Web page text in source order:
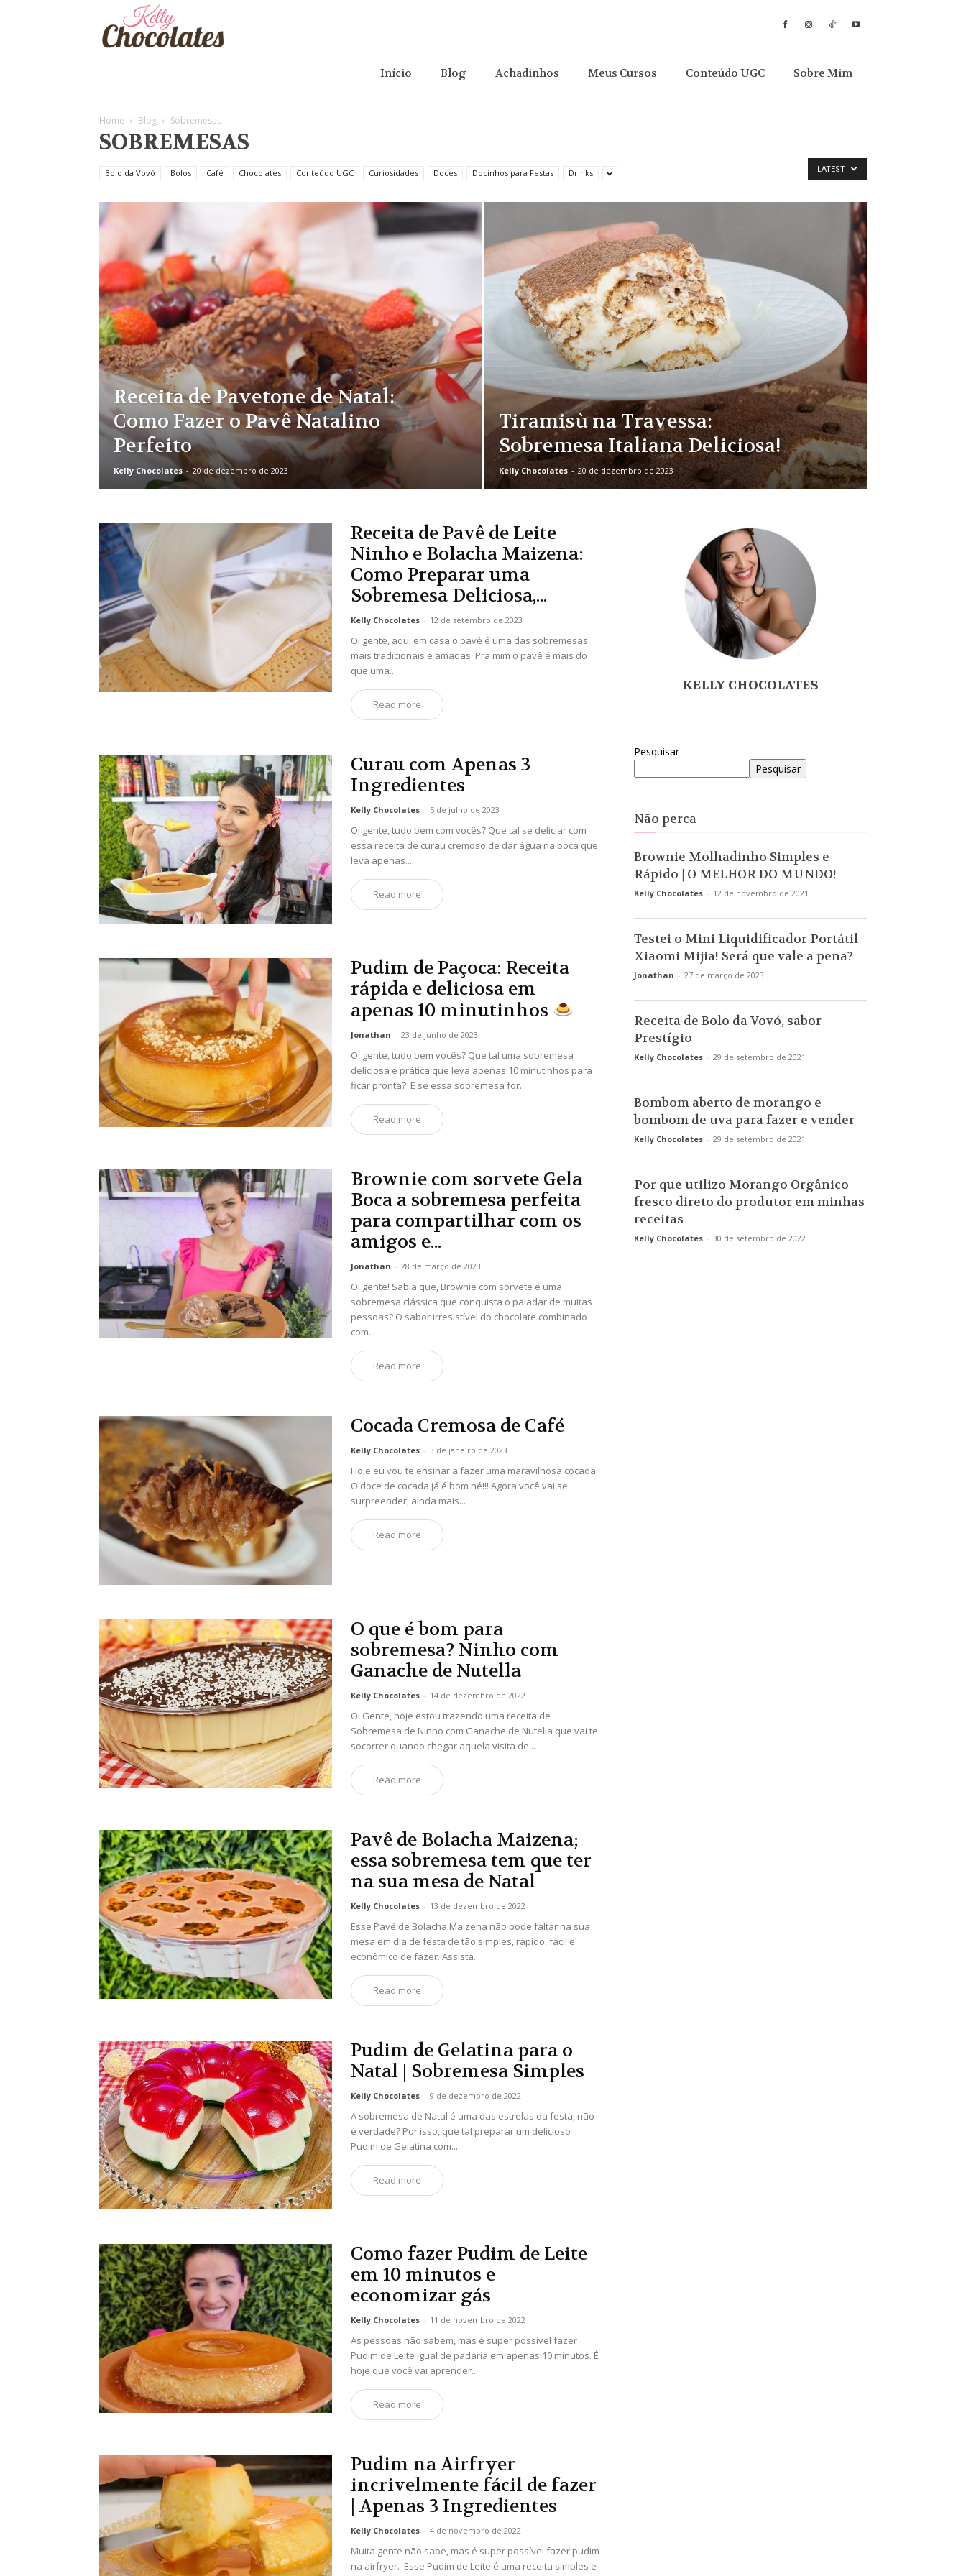
Início Blog Achadinhos Meus Cursos Conteúdo UGC Sobre Mim
Home Blog Sobremesas
SOBREMESAS
Bolo da Vovó Bolos Café Chocolates Conteúdo UGC Curiosidades Doces Docinhos para Festas Drinks LATEST
Receita de Pavetone de Natal:
Como Fazer o Pavê Natalino
Perfeito
Kelly Chocolates - 20 de dezembro de 2023
Tiramisù na Travessa:
Sobremesa Italiana Deliciosa!
Kelly Chocolates - 20 de dezembro de 2023
Receita de Pavê de Leite
Ninho e Bolacha Maizena:
Como Preparar uma
Sobremesa Deliciosa,...
Kelly Chocolates - 12 de setembro de 2023
Oi gente, aqui em casa o pavê é uma das sobremesas
mais tradicionais e amadas. Pra mim o pavê é mais do
que uma...
Read more
Curau com Apenas 3
Ingredientes
Kelly Chocolates - 5 de julho de 2023
Oi gente, tudo bem com vocês? Que tal se deliciar com
essa receita de curau cremoso de dar água na boca que
leva apenas...
Read more
Pudim de Paçoca: Receita
rápida e deliciosa em
apenas 10 minutinhos
Jonathan - 23 de junho de 2023
Oi gente, tudo bem vocês? Que tal uma sobremesa
deliciosa e prática que leva apenas 10 minutinhos para
ficar pronta? E se essa sobremesa for...
Read more
Brownie com sorvete Gela
Boca a sobremesa perfeita
para compartilhar com os
amigos e...
Jonathan - 28 de março de 2023
Oi gente! Sabia que, Brownie com sorvete é uma
sobremesa clássica que conquista o paladar de muitas
pessoas? O sabor irresistível do chocolate combinado
com...
Read more
Cocada Cremosa de Café
Kelly Chocolates - 3 de janeiro de 2023
Hoje eu vou te ensinar a fazer uma maravilhosa cocada.
O doce de cocada já é bom né!!! Agora você vai se
surpreender, ainda mais...
Read more
O que é bom para
sobremesa? Ninho com
Ganache de Nutella
Kelly Chocolates - 14 de dezembro de 2022
Oi Gente, hoje estou trazendo uma receita de
Sobremesa de Ninho com Ganache de Nutella que vai te
socorrer quando chegar aquela visita de...
Read more
Pavê de Bolacha Maizena;
essa sobremesa tem que ter
na sua mesa de Natal
Kelly Chocolates - 13 de dezembro de 2022
Esse Pavê de Bolacha Maizena não pode faltar na sua
mesa em dia de festa de tão simples, rápido, fácil e
econômico de fazer. Assista...
Read more
Pudim de Gelatina para o
Natal | Sobremesa Simples
Kelly Chocolates - 9 de dezembro de 2022
A sobremesa de Natal é uma das estrelas da festa, não
é verdade? Por isso, que tal preparar um delicioso
Pudim de Gelatina com...
Read more
Como fazer Pudim de Leite
em 10 minutos e
economizar gás
Kelly Chocolates - 11 de novembro de 2022
As pessoas não sabem, mas é super possível fazer
Pudim de Leite igual de padaria em apenas 10 minutos. É
hoje que você vai aprender...
Read more
Pudim na Airfryer
incrivelmente fácil de fazer
| Apenas 3 Ingredientes
Kelly Chocolates - 4 de novembro de 2022
Muita gente não sabe, mas é super possível fazer pudim
na airfryer. Esse Pudim de Leite é uma receita simples e
KELLY CHOCOLATES
Pesquisar
Pesquisar
Não perca
Brownie Molhadinho Simples e
Rápido | O MELHOR DO MUNDO!
Kelly Chocolates - 12 de novembro de 2021
Testei o Mini Liquidificador Portátil
Xiaomi Mijia! Será que vale a pena?
Jonathan - 27 de março de 2023
Receita de Bolo da Vovó, sabor
Prestígio
Kelly Chocolates - 29 de setembro de 2021
Bombom aberto de morango e
bombom de uva para fazer e vender
Kelly Chocolates - 29 de setembro de 2021
Por que utilizo Morango Orgânico
fresco direto do produtor em minhas
receitas
Kelly Chocolates - 30 de setembro de 2022